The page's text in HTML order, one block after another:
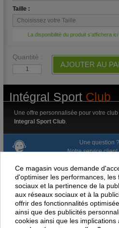
Taille :
La disponibilité du produit s'affichera
Quantité :
AJOUTER AU
Intégral Sport Club
Une offre personnalisée pour votre
Integral Sport Club
Une question
Notre service
Livraison
Paiement en
Paiement
Ce magasin vous demande
d'optimiser les performances,
sociaux et la pertinence de la
aux réseaux sociaux et à la
offrir des fonctionnalités
ainsi que des publicités
cookies ainsi que les